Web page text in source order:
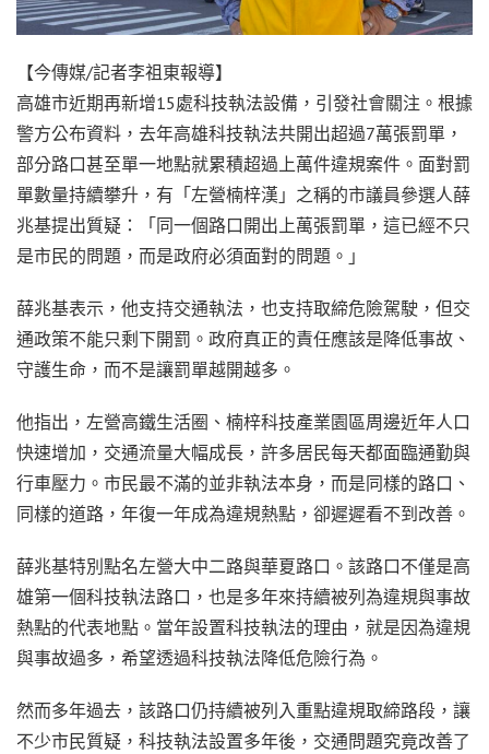
【今傳媒/記者李祖東報導】
高雄市近期再新增15處科技執法設備，引發社會關注。根據
警方公布資料，去年高雄科技執法共開出超過7萬張罰單，
部分路口甚至單一地點就累積超過上萬件違規案件。面對罰
單數量持續攀升，有「左營楠梓漢」之稱的市議員參選人薛
兆基提出質疑：「同一個路口開出上萬張罰單，這已經不只
是市民的問題，而是政府必須面對的問題。」
薛兆基表示，他支持交通執法，也支持取締危險駕駛，但交
通政策不能只剩下開罰。政府真正的責任應該是降低事故、
守護生命，而不是讓罰單越開越多。
他指出，左營高鐵生活圈、楠梓科技產業園區周邊近年人口
快速增加，交通流量大幅成長，許多居民每天都面臨通勤與
行車壓力。市民最不滿的並非執法本身，而是同樣的路口、
同樣的道路，年復一年成為違規熱點，卻遲遲看不到改善。
薛兆基特別點名左營大中二路與華夏路口。該路口不僅是高
雄第一個科技執法路口，也是多年來持續被列為違規與事故
熱點的代表地點。當年設置科技執法的理由，就是因為違規
與事故過多，希望透過科技執法降低危險行為。
然而多年過去，該路口仍持續被列入重點違規取締路段，讓
不少市民質疑，科技執法設置多年後，交通問題究竟改善了